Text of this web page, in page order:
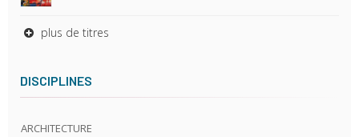
plus de titres
DISCIPLINES
ARCHITECTURE